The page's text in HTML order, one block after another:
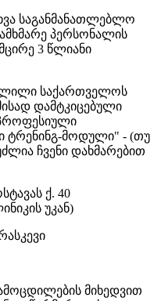
საგანმანათლებლო
პერსონალის
3 წლიანი
საქართველოს
დამტკიცებული
ტრენინგ-მოდული" - (თუ
ჩვენი დახმარებით
ქ. 40
უკან)
მიხედვით